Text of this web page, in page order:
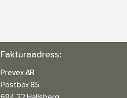
Fakturaadress:
Prevex AB
Postbox 85